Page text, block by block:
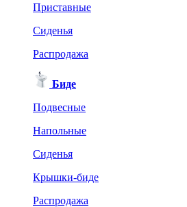
Приставные
Сиденья
Распродажа
Биде
Подвесные
Напольные
Сиденья
Крышки-биде
Распродажа